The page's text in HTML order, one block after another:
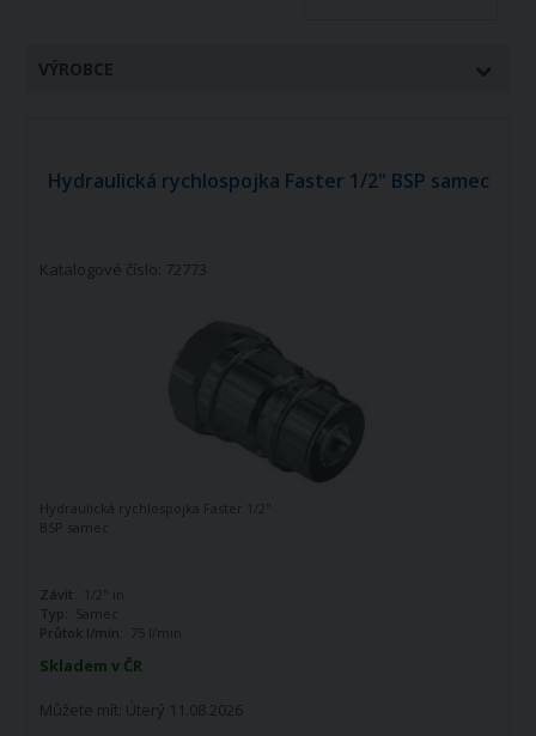
VÝROBCE
Hydraulická rychlospojka Faster 1/2" BSP samec
Katalogové číslo: 72773
Skladem v ČR
Můžete mít: Úterý 11.08.2026
Hydraulická rychlospojka Faster 1/2"
BSP samec
Závit:
1/2" in
Typ:
Samec
Průtok l/min:
75 l/min